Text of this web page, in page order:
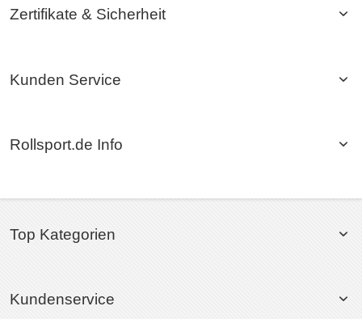
Zertifikate & Sicherheit
Kunden Service
Rollsport.de Info
Top Kategorien
Kundenservice